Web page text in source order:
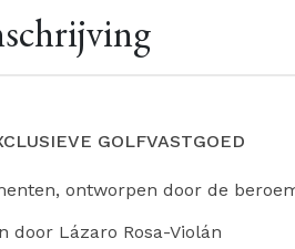
GOLFVASTGOED
ontworpen door de
door Lázaro Rosa-Violán